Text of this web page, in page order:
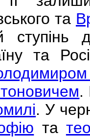
та
та
.
. У
та